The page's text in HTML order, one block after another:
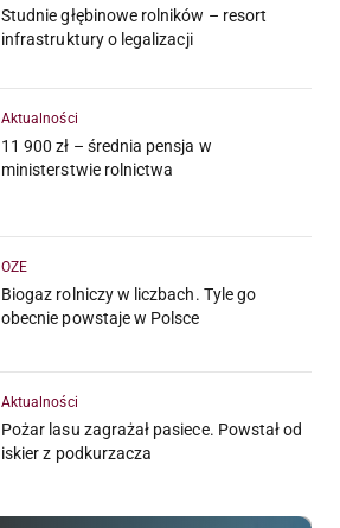
Studnie głębinowe rolników – resort
infrastruktury o legalizacji
Aktualności
11 900 zł – średnia pensja w
ministerstwie rolnictwa
OZE
Biogaz rolniczy w liczbach. Tyle go
obecnie powstaje w Polsce
Aktualności
Pożar lasu zagrażał pasiece. Powstał od
iskier z podkurzacza